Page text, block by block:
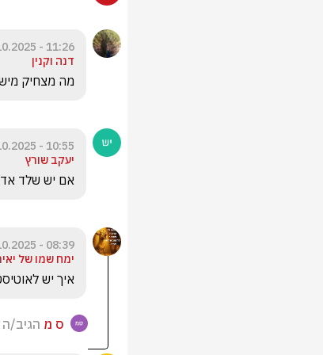
11:26 - 05.10.2025
דנה וקנין
מה מצחיק
10:55 - 05.10.2025
יעקב שורץ
אם יש שלד
08:39 - 05.10.2025
ימח שמו של
איך יש
ס מ הגיב/